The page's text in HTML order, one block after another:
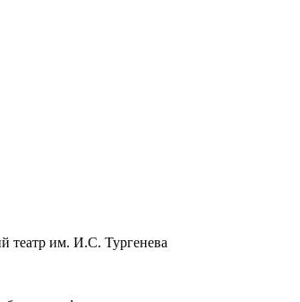
театр им. И.С. Тургенева